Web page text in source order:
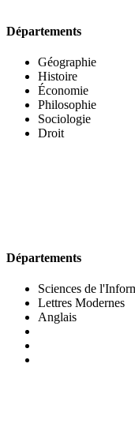
Départements
Géographie
Histoire
Économie
Philosophie
Sociologie
Droit
Départements
Sciences de
Lettres Modernes
Anglais